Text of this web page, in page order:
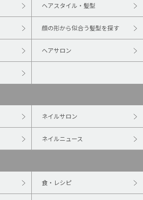
ヘアスタイル・髪型
顔の形から似合う髪型を探す
ヘアサロン
ネイルサロン
ネイルニュース
食・レシピ